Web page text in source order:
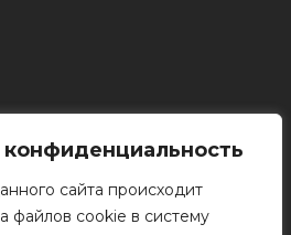
сайта происходит
файлов cookie в систему